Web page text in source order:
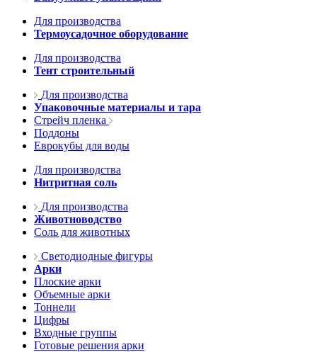
Для производства
Термоусадочное оборудование
Для производства
Тент строительный
Для производства
Упаковочные материалы и тара
Стрейч пленка
Поддоны
Еврокубы для воды
Для производства
Нитритная соль
Для производства
Животноводство
Соль для животных
Светодиодные фигуры
Арки
Плоские арки
Объемные арки
Тоннели
Цифры
Входные группы
Готовые решения арки